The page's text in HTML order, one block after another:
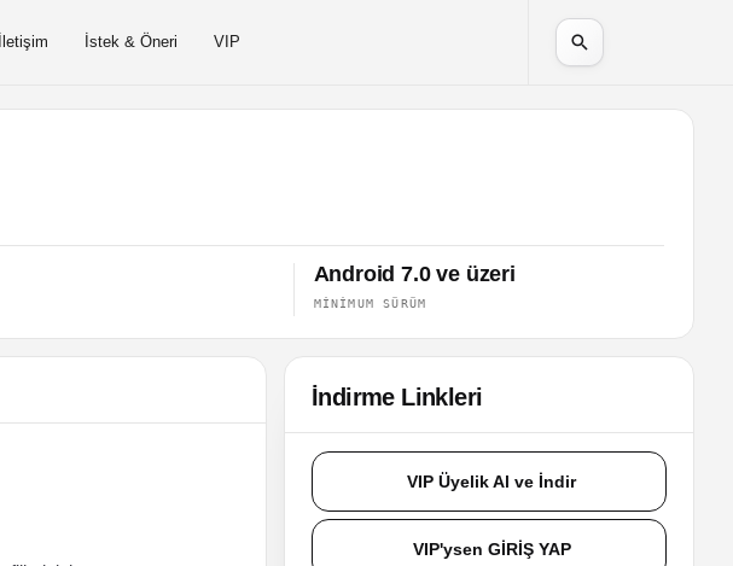
İletişim İstek & Öneri VIP
Android 7.0 ve üzeri
MINIMUM SÜRÜM
İndirme Linkleri
VIP Üyelik Al ve İndir
VIP'ysen GİRİŞ YAP